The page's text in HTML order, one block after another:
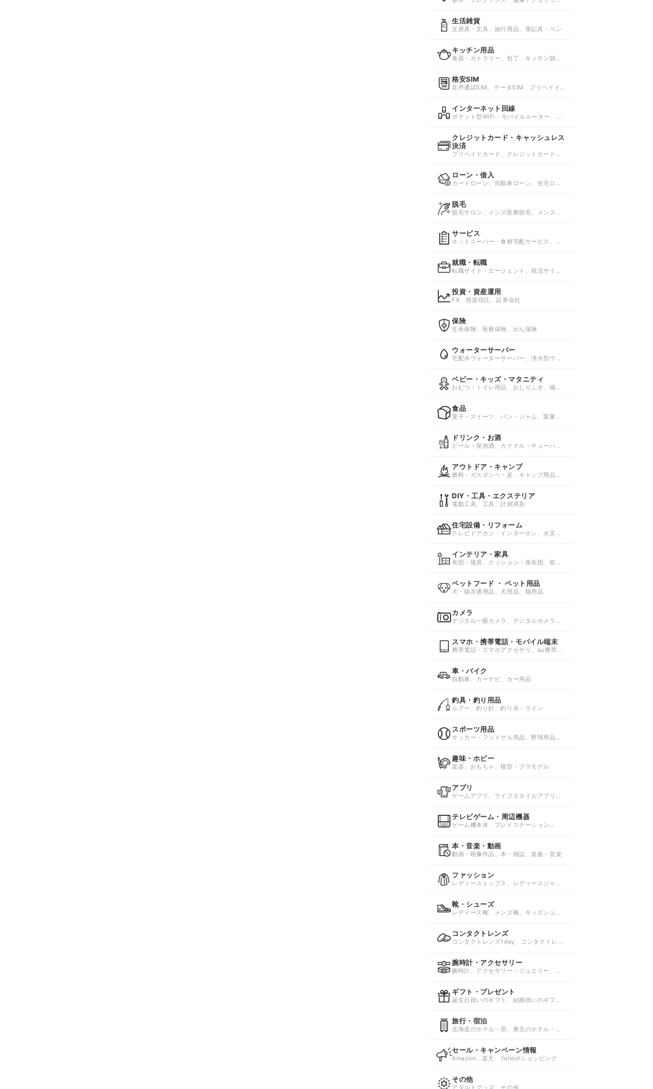
生活雑貨
文房具・文具、旅行用品、筆記具・ペン
キッチン用品
食器・カトラリー、包丁、キッチン雑
格安SIM
音声通話SIM、データSIM、プリペイド
インターネット回線
ポケット型WiFi・モバイルルーター、ホ
クレジットカード・キャッシュレス
決済
プリペイドカード、クレジットカード、
ローン・借入
カードローン、自動車ローン、住宅ロー
脱毛
脱毛サロン、メンズ医療脱毛、メンズ脱
サービス
ネットスーパー・食材宅配サービス、資
就職・転職
転職サイト・エージェント、就活サイ
投資・資産運用
FX、投資信託、証券会社
保険
生命保険、医療保険、がん保険
ウォーターサーバー
宅配水ウォーターサーバー、浄水型ウォ
ーサーバー
ベビー・キッズ・マタニティ
おむつ・トイレ用品、おしりふき、哺乳
食品
菓子・スイーツ、パン・ジャム、製菓・
ドリンク・お酒
ビール・発泡酒、カクテル・チューハイ
アウトドア・キャンプ
燃料・ガスボンベ・炭、キャンプ用品、
DIY・工具・エクステリア
電動工具、工具、計測用具
住宅設備・リフォーム
テレビドアホン・インターホン、火災警
インテリア・家具
布団・寝具、クッション・座布団、収納
ペットフード ・ ペット用品
犬・猫共通用品、犬用品、猫用品
カメラ
デジタル一眼カメラ、デジタルカメラ、
スマホ・携帯電話・モバイル端末
携帯電話・スマホアクセサリ、au携帯電
車・バイク
自動車、カーナビ、カー用品
釣具・釣り用品
ルアー、釣り針、釣り糸・ライン
スポーツ用品
サッカー・フットサル用品、野球用品、
趣味・ホビー
楽器、おもちゃ、模型・プラモデル
アプリ
ゲームアプリ、ライフスタイルアプリ、
テレビゲーム・周辺機器
ゲーム機本体、プレイステーション
3(PS3)ソフト
本・音楽・動画
動画・映像作品、本・雑誌、楽曲・音楽
ファッション
レディーストップス、レディースジャケ
靴・シューズ
レディース靴、メンズ靴、キッズシュー
コンタクトレンズ
コンタクトレンズ1day、コンタクトレン
腕時計・アクセサリー
腕時計、アクセサリー・ジュエリー、ワ
ギフト・プレゼント
誕生日祝いのギフト、結婚祝いのギフ
旅行・宿泊
北海道のホテル・宿、東北のホテル・
セール・キャンペーン情報
Amazon、楽天、Yahoo!ショッピング
その他
アダルトグッズ、その他